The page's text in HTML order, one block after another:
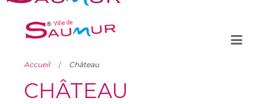
Accueil Château
CHÂTEAU